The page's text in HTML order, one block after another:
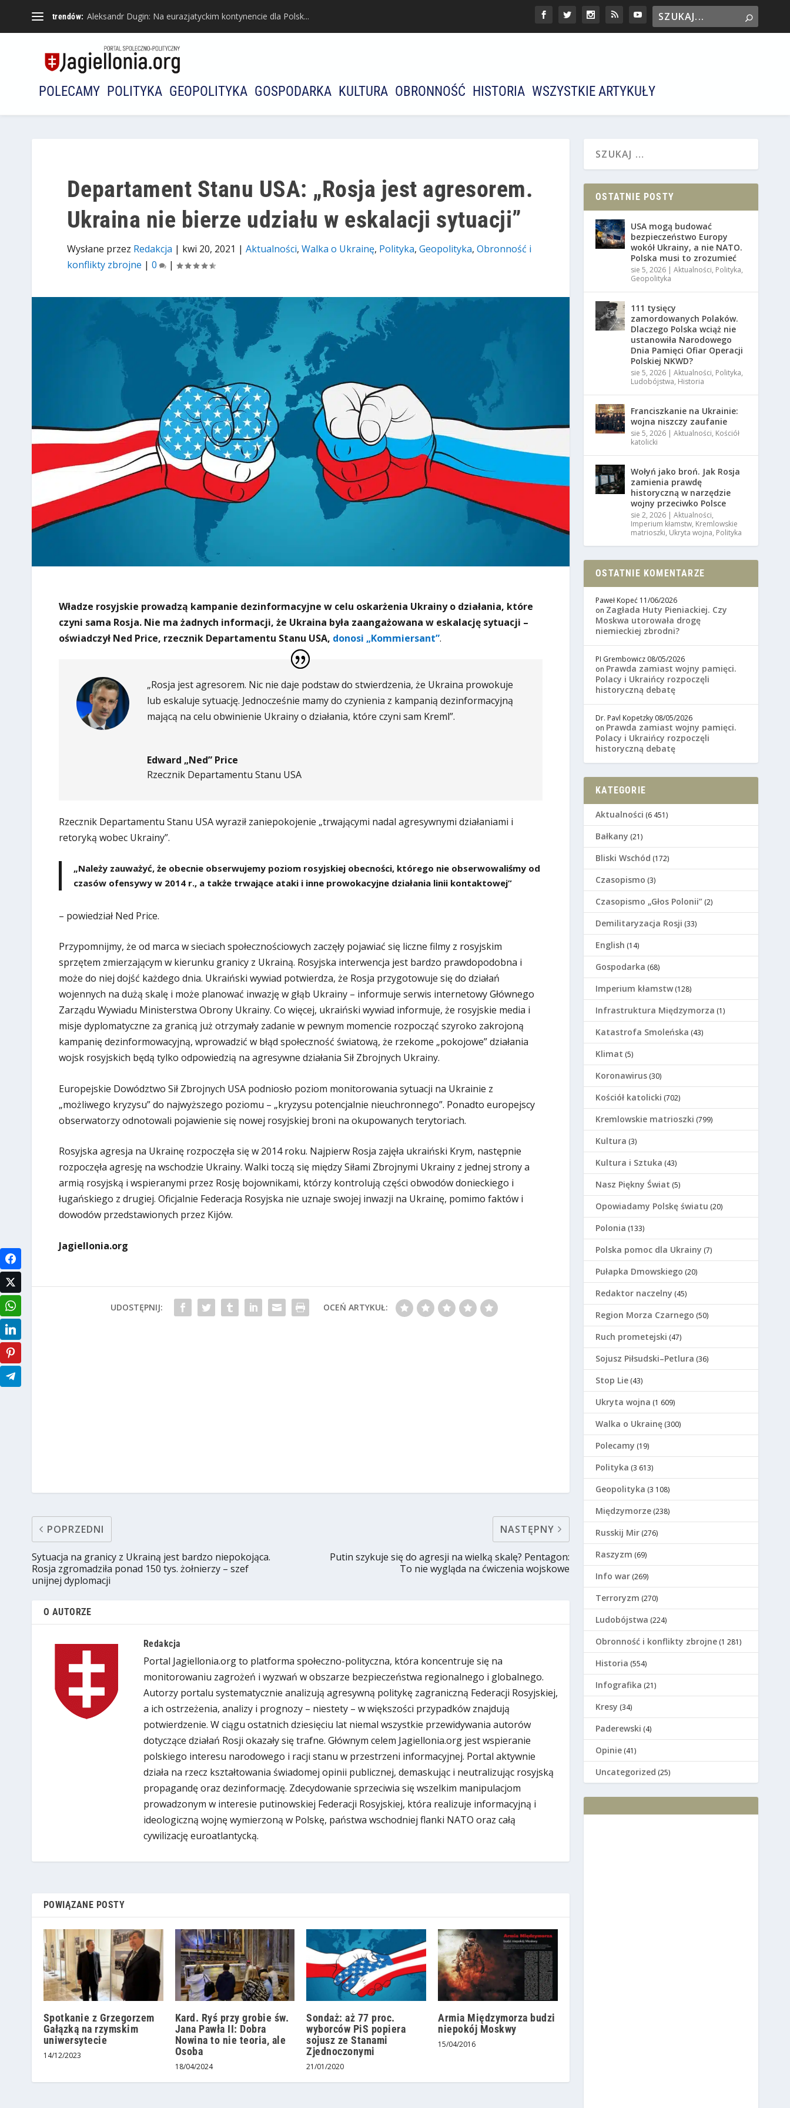
trendów: Aleksandr Dugin: Na eurazjatyckim kontynencie dla Polsk...
POLECAMY POLITYKA GEOPOLITYKA GOSPODARKA KULTURA OBRONNOŚĆ HISTORIA WSZYSTKIE ARTYKUŁY
Departament Stanu USA: „Rosja jest agresorem.
Ukraina nie bierze udziału w eskalacji sytuacji”
Wysłane przez Redakcja | kwi 20, 2021 | Aktualności, Walka o Ukrainę, Polityka, Geopolityka, Оbronność i
konflikty zbrojne | 0 |
Władze rosyjskie prowadzą kampanie dezinformacyjne w celu oskarżenia Ukrainy o działania, które
czyni sama Rosja. Nie ma żadnych informacji, że Ukraina była zaangażowana w eskalację sytuacji –
oświadczył Ned Price, rzecznik Departamentu Stanu USA, donosi „Kommiersant”.
„Rosja jest agresorem. Nic nie daje podstaw do stwierdzenia, że Ukraina prowokuje
lub eskaluje sytuację. Jednocześnie mamy do czynienia z kampanią dezinformacyjną
mającą na celu obwinienie Ukrainy o działania, które czyni sam Kreml”.
Edward „Ned” Price
Rzecznik Departamentu Stanu USA
Rzecznik Departamentu Stanu USA wyraził zaniepokojenie „trwającymi nadal agresywnymi działaniami i
retoryką wobec Ukrainy”.
„Należy zauważyć, że obecnie obserwujemy poziom rosyjskiej obecności, którego nie obserwowaliśmy od
czasów ofensywy w 2014 r., a także trwające ataki i inne prowokacyjne działania linii kontaktowej”
– powiedział Ned Price.
Przypomnijmy, że od marca w sieciach społecznościowych zaczęły pojawiać się liczne filmy z rosyjskim
sprzętem zmierzającym w kierunku granicy z Ukrainą. Rosyjska interwencja jest bardzo prawdopodobna i
może do niej dojść każdego dnia. Ukraiński wywiad potwierdza, że ​​Rosja przygotowuje się do działań
wojennych na dużą skalę i może planować inwazję w głąb Ukrainy – informuje serwis internetowy Głównego
Zarządu Wywiadu Ministerstwa Obrony Ukrainy. Co więcej, ukraiński wywiad informuje, że rosyjskie media i
misje dyplomatyczne za granicą już otrzymały zadanie w pewnym momencie rozpocząć szyroko zakrojoną
kampanię dezinformowacyjną, wprowadzić w błąd społeczność światową, że rzekome „pokojowe” działania
wojsk rosyjskich będą tylko odpowiedzią na agresywne działania Sił Zbrojnych Ukrainy.
Europejskie Dowództwo Sił Zbrojnych USA podniosło poziom monitorowania sytuacji na Ukrainie z
„możliwego kryzysu” do najwyższego poziomu – „kryzysu potencjalnie nieuchronnego”. Ponadto europejscy
obserwatorzy odnotowali pojawienie się nowej rosyjskiej broni na okupowanych terytoriach.
Rosyjska agresja na Ukrainę rozpoczęła się w 2014 roku. Najpierw Rosja zajęła ukraiński Krym, następnie
rozpoczęła agresję na wschodzie Ukrainy. Walki toczą się między Siłami Zbrojnymi Ukrainy z jednej strony a
armią rosyjską i wspieranymi przez Rosję bojownikami, którzy kontrolują części obwodów donieckiego i
ługańskiego z drugiej. Oficjalnie Federacja Rosyjska nie uznaje swojej inwazji na Ukrainę, pomimo faktów i
dowodów przedstawionych przez Kijów.
Jagiellonia.org
UDOSTĘPNIJ: OCEŃ ARTYKUŁ:
POPRZEDNI
Sytuacja na granicy z Ukrainą jest bardzo niepokojąca.
Rosja zgromadziła ponad 150 tys. żołnierzy – szef
unijnej dyplomacji
NASTĘPNY
Putin szykuje się do agresji na wielką skalę? Pentagon:
To nie wygląda na ćwiczenia wojskowe
O AUTORZE
Redakcja
Portal Jagiellonia.org to platforma społeczno-polityczna, która koncentruje się na
monitorowaniu zagrożeń i wyzwań w obszarze bezpieczeństwa regionalnego i globalnego.
Autorzy portalu systematycznie analizują agresywną politykę zagraniczną Federacji Rosyjskiej,
a ich ostrzeżenia, analizy i prognozy – niestety – w większości przypadków znajdują
potwierdzenie. W ciągu ostatnich dziesięciu lat niemal wszystkie przewidywania autorów
dotyczące działań Rosji okazały się trafne. Głównym celem Jagiellonia.org jest wspieranie
polskiego interesu narodowego i racji stanu w przestrzeni informacyjnej. Portal aktywnie
działa na rzecz kształtowania świadomej opinii publicznej, demaskując i neutralizując rosyjską
propagandę oraz dezinformację. Zdecydowanie sprzeciwia się wszelkim manipulacjom
prowadzonym w interesie putinowskiej Federacji Rosyjskiej, która realizuje informacyjną i
ideologiczną wojnę wymierzoną w Polskę, państwa wschodniej flanki NATO oraz całą
cywilizację euroatlantycką.
POWIĄZANE POSTY
Spotkanie z Grzegorzem
Gałązką na rzymskim
uniwersytecie
14/12/2023
Kard. Ryś przy grobie św.
Jana Pawła II: Dobra
Nowina to nie teoria, ale
Osoba
18/04/2024
Sondaż: aż 77 proc.
wyborców PiS popiera
sojusz ze Stanami
Zjednoczonymi
21/01/2020
Armia Międzymorza budzi
niepokój Moskwy
15/04/2016
OSTATNIE POSTY
USA mogą budować
bezpieczeństwo Europy
wokół Ukrainy, a nie NATO.
Polska musi to zrozumieć
sie 5, 2026 |Aktualności, Polityka,
Geopolityka
111 tysięcy
zamordowanych Polaków.
Dlaczego Polska wciąż nie
ustanowiła Narodowego
Dnia Pamięci Ofiar Operacji
Polskiej NKWD?
sie 5, 2026 |Aktualności, Polityka,
Ludobójstwa, Historia
Franciszkanie na Ukrainie:
wojna niszczy zaufanie
sie 5, 2026 |Aktualności, Kościół
katolicki
Wołyń jako broń. Jak Rosja
zamienia prawdę
historyczną w narzędzie
wojny przeciwko Polsce
sie 2, 2026 |Aktualności,
Imperium kłamstw, Kremlowskie
matrioszki, Ukryta wojna, Polityka
OSTATNIE KOMENTARZE
Paweł Kopeć 11/06/2026
on Zagłada Huty Pieniackiej. Czy
Moskwa utorowała drogę
niemieckiej zbrodni?
PI Grembowicz 08/05/2026
on Prawda zamiast wojny pamięci.
Polacy i Ukraińcy rozpoczęli
historyczną debatę
Dr. Pavl Kopetzky 08/05/2026
on Prawda zamiast wojny pamięci.
Polacy i Ukraińcy rozpoczęli
historyczną debatę
KATEGORIE
Aktualności (6 451)
Bałkany (21)
Bliski Wschód (172)
Czasopismo (3)
Czasopismo „Głos Polonii” (2)
Demilitaryzacja Rosji (33)
English (14)
Gospodarka (68)
Imperium kłamstw (128)
Infrastruktura Międzymorza (1)
Katastrofa Smoleńska (43)
Klimat (5)
Koronawirus (30)
Kościół katolicki (702)
Kremlowskie matrioszki (799)
Kultura (3)
Kultura i Sztuka (43)
Nasz Piękny Świat (5)
Opowiadamy Polskę światu (20)
Polonia (133)
Polska pomoc dla Ukrainy (7)
Pułapka Dmowskiego (20)
Redaktor naczelny (45)
Region Morza Czarnego (50)
Ruch prometejski (47)
Sojusz Piłsudski–Petlura (36)
Stop Lie (43)
Ukryta wojna (1 609)
Walka o Ukrainę (300)
Polecamy (19)
Polityka (3 613)
Geopolityka (3 108)
Międzymorze (238)
Russkij Mir (276)
Raszyzm (69)
Info war (269)
Terroryzm (270)
Ludobójstwa (224)
Оbronność i konflikty zbrojne (1 281)
Historia (554)
Infografika (21)
Kresy (34)
Paderewski (4)
Opinie (41)
Uncategorized (25)